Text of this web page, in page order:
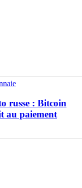
russe : Bitcoin
au paiement